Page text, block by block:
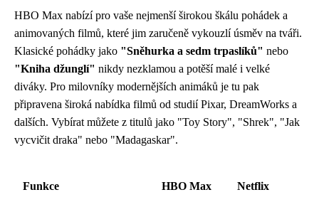
HBO Max nabízí pro vaše nejmenší širokou škálu pohádek a
animovaných filmů, které jim zaručeně vykouzlí úsměv na tváři.
Klasické pohádky jako "Sněhurka a sedm trpaslíků" nebo
"Kniha džunglí" nikdy nezklamou a potěší malé i velké
diváky. Pro milovníky modernějších animáků je tu pak
připravena široká nabídka filmů od studií Pixar, DreamWorks a
dalších. Vybírat můžete z titulů jako "Toy Story", "Shrek", "Jak
vycvičit draka" nebo "Madagaskar".
Funkce HBO Max Netflix